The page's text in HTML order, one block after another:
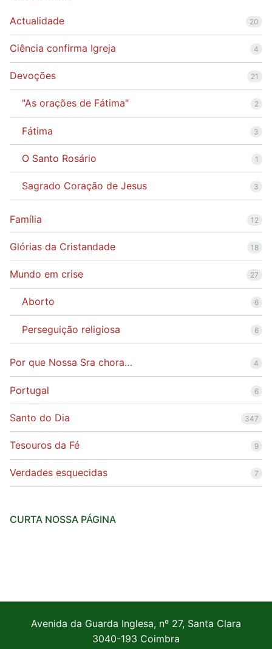
Actualidade 20
Ciência confirma Igreja 4
Devoções 21
"As orações de Fátima" 2
Fátima 3
O Santo Rosário 1
Sagrado Coração de Jesus 3
Família 12
Glórias da Cristandade 18
Mundo em crise 27
Aborto 6
Perseguição religiosa 6
Por que Nossa Sra chora… 4
Portugal 6
Santo do Dia 347
Tesouros da Fé 9
Verdades esquecidas 7
CURTA NOSSA PÁGINA
Avenida da Guarda Inglesa, nº 27, Santa Clara
3040-193 Coimbra